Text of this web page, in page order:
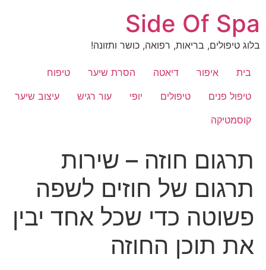
לתוכןSide Of Spa
בלוג טיפולים, בריאות, רפואה, כושר ותזונה!
בית איפור דיאטה הסרת שיער
טיפוח
טיפול פנים
טיפולים יופי עור רגיש
עיצוב שיער
קוסמטיקה
תרגום חוזה – שירות
תרגום של חוזים לשפה
פשוטה כדי שכל אחד יבין
את תוכן החוזה